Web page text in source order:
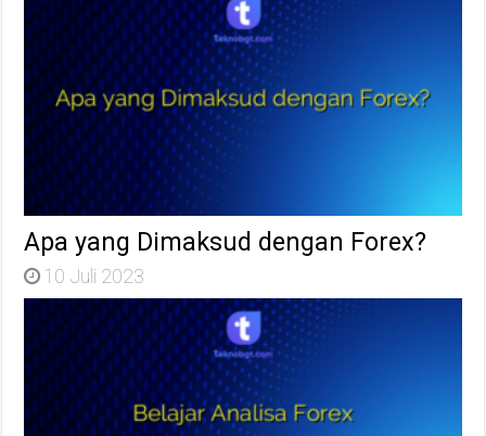
Apa yang Dimaksud dengan Forex?
10 Juli 2023